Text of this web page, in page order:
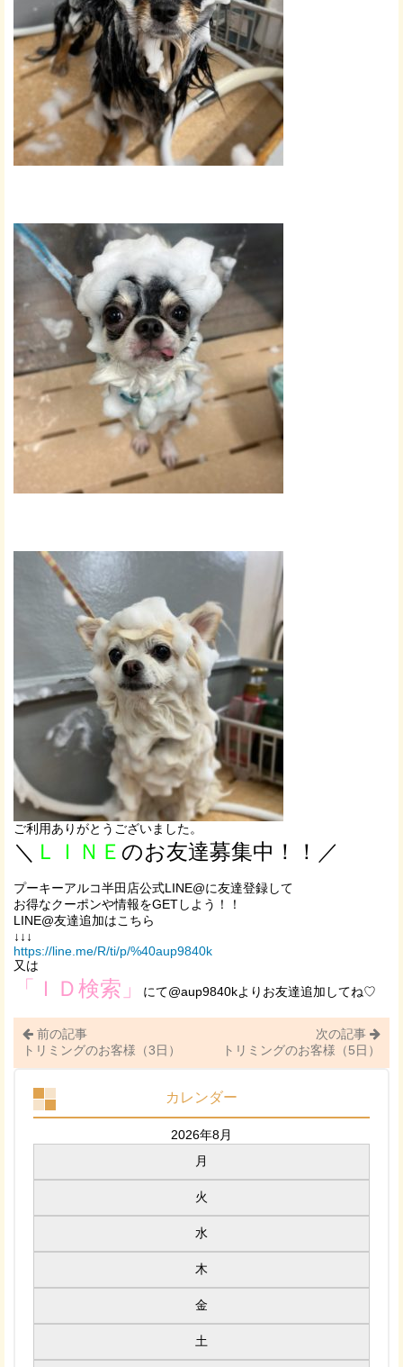
ご利用ありがとうございました。
＼ ＬＩＮＥ のお友達募集中！！／
プーキーアルコ半田店公式LINE@に友達登録して
お得なクーポンや情報をGETしよう！！
LINE@友達追加はこちら
↓↓↓
https://line.me/R/ti/p/%40aup9840k
又は
「ＩＤ検索」 にて@aup9840kよりお友達追加してね♡
前の記事
トリミングのお客様（3日）
次の記事
トリミングのお客様（5日）
カレンダー
2026年8月
月
火
水
木
金
土